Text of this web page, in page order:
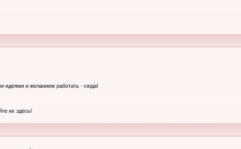
идеями и желанием работать - сюда!
их здесь!